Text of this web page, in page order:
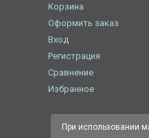
Корзина
Оформить заказ
Вход
Регистрация
Сравнение
Избранное
При использовании